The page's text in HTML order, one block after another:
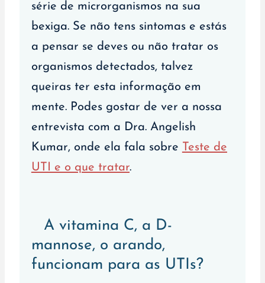
série de microrganismos na sua
bexiga. Se não tens sintomas e estás
a pensar se deves ou não tratar os
organismos detectados, talvez
queiras ter esta informação em
mente. Podes gostar de ver a nossa
entrevista com a Dra. Angelish
Kumar, onde ela fala sobre Teste de
UTI e o que tratar.
A vitamina C, a D-
mannose, o arando,
funcionam para as UTIs?